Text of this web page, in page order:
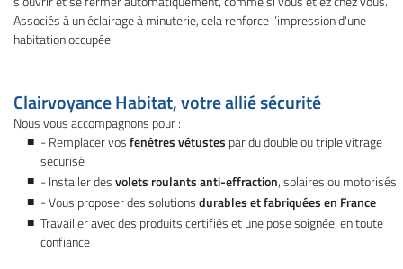
Accueil
Une
Associés à un éclairage à minuterie, cela renforce l’impression d'une
habitation occupée.
Clairvoyance Habitat, votre allié sécurité
Nous vous accompagnons pour :
- Remplacer vosfenêtres vétustes par du double ou triple vitrage
sécurisé
- Installer desvolets roulants anti-effraction, solaires ou motorisés
- Vous proposer des solutionsdurables et fabriquées en France
Travailler avec des produits certifiés et une pose soignée, en toute
confiance